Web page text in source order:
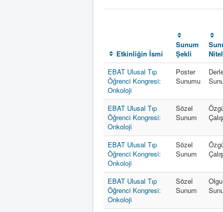
Etkinliğin İsmi
Sunum
Şekli
EBAT Ulusal Tıp
Öğrenci Kongresi:
Onkoloji
Poster
Sunumu
EBAT Ulusal Tıp
Öğrenci Kongresi:
Onkoloji
Sözel
Sunum
EBAT Ulusal Tıp
Öğrenci Kongresi:
Onkoloji
Sözel
Sunum
EBAT Ulusal Tıp
Öğrenci Kongresi:
Onkoloji
Sözel
Sunum
Olgu